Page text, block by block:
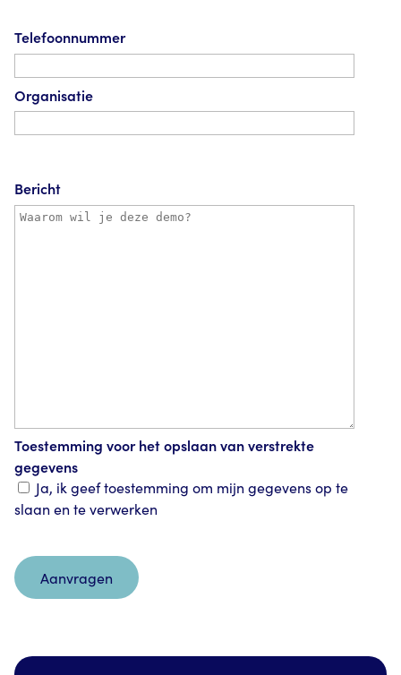
Telefoonnummer
Organisatie
Bericht
Toestemming voor het opslaan van verstrekte
gegevens
Ja, ik geef toestemming om mijn gegevens op te
slaan en te verwerken